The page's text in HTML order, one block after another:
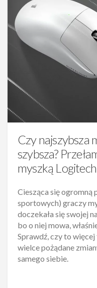
Czy najszybsza
szybsza?
myszką
Ciesząca się ogromną
sportowych) graczy
doczekała się swojej
bo o niej mowa,
Sprawdź, czy to
wielce pożądane
samego siebie.